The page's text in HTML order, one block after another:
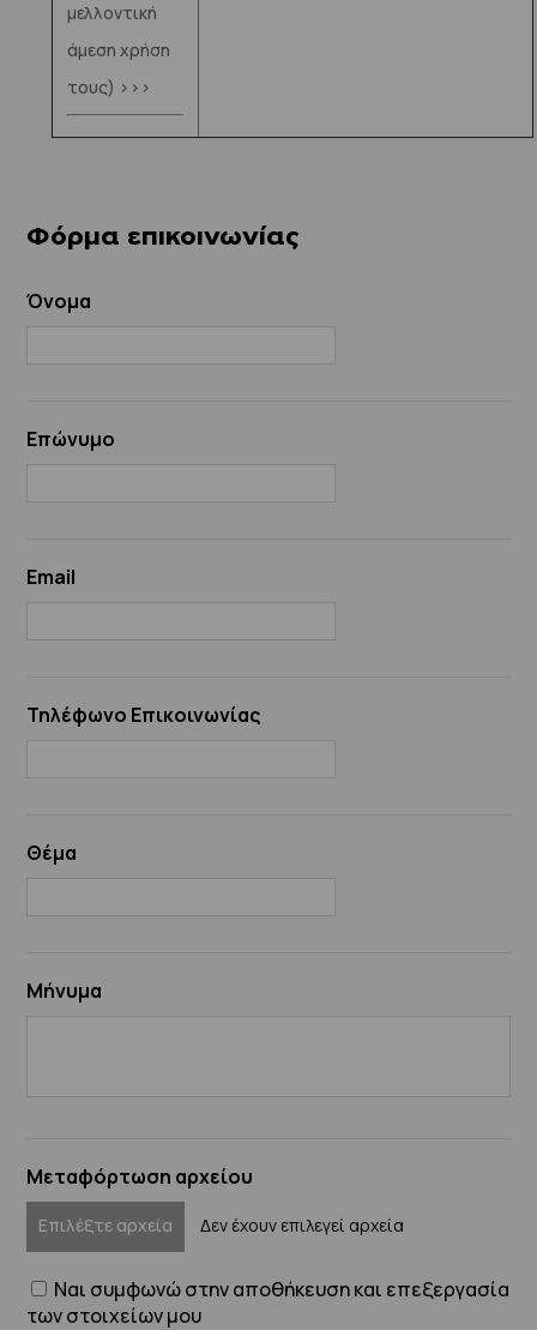
μελλοντική
άμεση χρήση
τους) >>>
Φόρμα επικοινωνίας
Όνομα
Επώνυμο
Email
Τηλέφωνο Επικοινωνίας
Θέμα
Μήνυμα
Μεταφόρτωση αρχείου
Επιλέξτε αρχεία Δεν έχουν επιλεγεί αρχεία
Ναι συμφωνώ στην αποθήκευση και επεξεργασία
των στοιχείων μου